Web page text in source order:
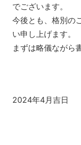
でございます。
今後とも、格別の
い申し上げます。
まずは略儀ながら
2024年4月吉日